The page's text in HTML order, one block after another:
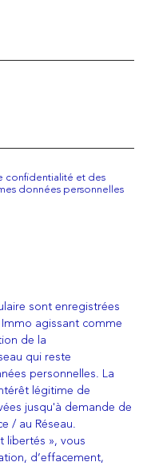
confidentialité et des
données personnelles
sont enregistrées
agissant comme
de la
qui reste
personnelles. La
légitime de
jusqu'à demande de
/ au Réseau.
libertés », vous
d’effacement,